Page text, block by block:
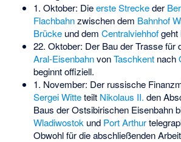
1. Oktober: Dieerste Streckeder
Flachbahnzwischen dem Bahnhof
Brückeund dem Centralviehhofgeht
22. Oktober: Der Bau der Trasse für
Aral-EisenbahnvonTaschkentnach
beginnt offiziell.
1. November: Der russische
Sergei Witteteilt Nikolaus II. den
Baus derOstsibirischen Eisenbahn
Wladiwostok und Port Arthur
Obwohl für die abschließenden